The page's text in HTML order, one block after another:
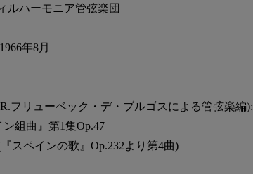
ルハーモニア管弦楽団
年8月
フリューベック・デ・ブルゴスによる管弦楽編):
ン組曲』第1集Op.47
スペインの歌』Op.232より第4曲)